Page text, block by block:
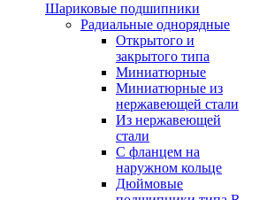
Шариковые подшипники
Радиальные однорядные
Открытого и
закрытого типа
Миниатюрные
Миниатюрные из
нержавеющей стали
Из нержавеющей
стали
С фланцем на
наружном кольце
Дюймовые